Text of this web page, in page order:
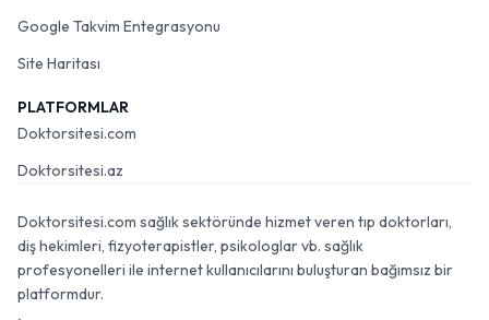
Google Takvim Entegrasyonu
Site Haritası
PLATFORMLAR
Doktorsitesi.com
Doktorsitesi.az
Doktorsitesi.com sağlık sektöründe hizmet veren tıp doktorları,
diş hekimleri, fizyoterapistler, psikologlar vb. sağlık
profesyonelleri ile internet kullanıcılarını buluşturan bağımsız bir
platformdur.